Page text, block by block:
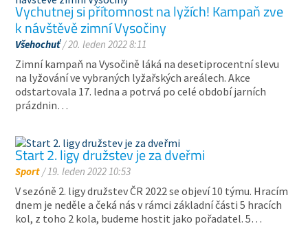
Vychutnej si přítomnost na lyžích! Kampaň zve
k návštěvě zimní Vysočiny
Všehochuť/ 20. leden 2022 8:11
Zimní kampaň na Vysočině láká na desetiprocentní slevu
na lyžování ve vybraných lyžařských areálech. Akce
odstartovala 17. ledna a potrvá po celé období jarních
prázdnin…
Start 2. ligy družstev je za dveřmi
Sport/ 19. leden 2022 10:53
V sezóně 2. ligy družstev ČR 2022 se objeví 10 týmu. Hracím
dnem je neděle a čeká nás v rámci základní části 5 hracích
kol, z toho 2 kola, budeme hostit jako pořadatel. 5…